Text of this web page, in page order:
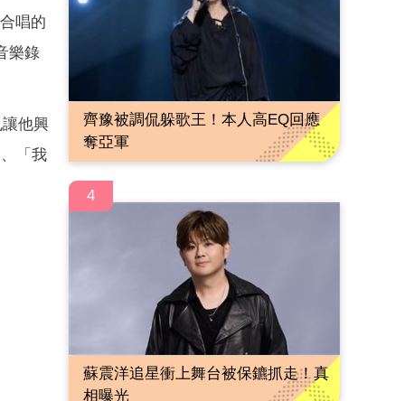
唱的
樂錄
他興
「我
齊豫被調侃躲歌王！本人高EQ回應
奪亞軍
4
蘇震洋追星衝上舞台被保鑣抓走！真
相曝光